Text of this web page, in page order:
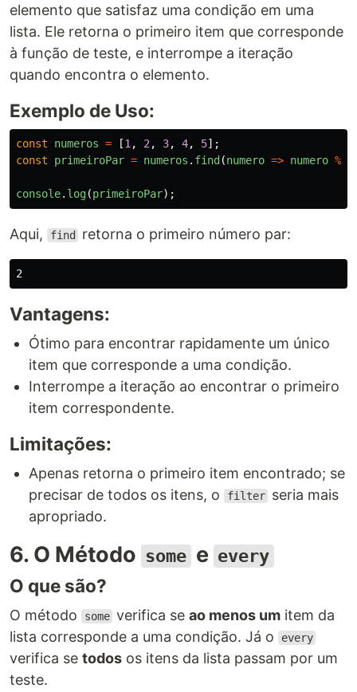
elemento que satisfaz uma condição em uma
lista. Ele retorna o primeiro item que corresponde
à função de teste, e interrompe a iteração
quando encontra o elemento.
Exemplo de Uso:
const numeros = [1 , 2 , 3, 4, 5];
const
primeiroPar = numeros . find (numero => numero %
console. log(primeiroPar);
Aqui, find retorna o primeiro número par:
Vantagens:
Ótimo para encontrar rapidamente um único
item que corresponde a uma condição.
Interrompe a iteração ao encontrar o primeiro
item correspondente.
Limitações:
Apenas retorna o primeiro item encontrado; se
precisar de todos os itens, o
filter seria mais
apropriado.
6. O Método some e every
O que são?
O método some verifica seao menos um item da
lista corresponde a uma condição. Já o
every
verifica se todos os itens da lista passam por um
teste.